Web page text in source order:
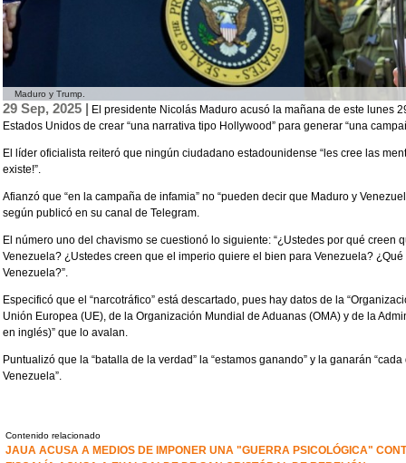
Maduro y Trump.
29 Sep, 2025 | El presidente Nicolás Maduro acusó la mañana de este lunes
Estados Unidos de crear “una narrativa tipo Hollywood” para generar “una
El líder oficialista reiteró que ningún ciudadano estadounidense “les cree las
existe!”.
Afianzó que “en la campaña de infamia” no “pueden decir que Maduro y
según publicó en su canal de Telegram.
El número uno del chavismo se cuestionó lo siguiente: “¿Ustedes por qué creen
Venezuela? ¿Ustedes creen que el imperio quiere el bien para Venezuela?
Venezuela?”.
Especificó que el “narcotráfico” está descartado, pues hay datos de la
Unión Europea (UE), de la Organización Mundial de Aduanas (OMA) y de la
en inglés)” que lo avalan.
Puntualizó que la “batalla de la verdad” la “estamos ganando” y la ganarán
Venezuela”.
Contenido relacionado
JAUA ACUSA A MEDIOS DE IMPONER UNA "GUERRA PSICOLÓGICA"